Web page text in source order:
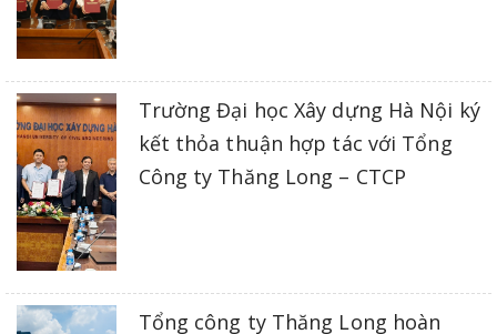
Trường Đại học Xây dựng Hà Nội ký
kết thỏa thuận hợp tác với Tổng
Công ty Thăng Long – CTCP
Tổng công ty Thăng Long hoàn